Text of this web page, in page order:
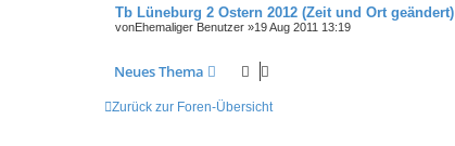
Tb Lüneburg 2 Ostern 2012 (Zeit und Ort geändert)
vonEhemaliger Benutzer »19 Aug 2011 13:19
Neues Thema
Zurück zur Foren-Übersicht